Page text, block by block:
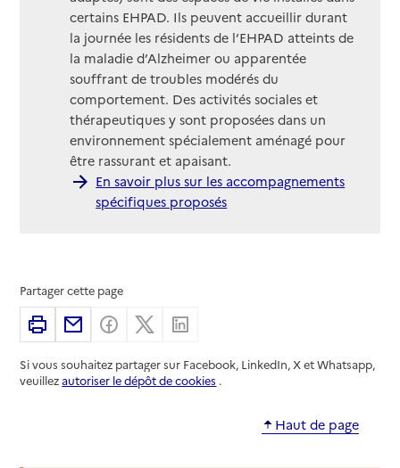
certains EHPAD. Ils peuvent accueillir durant
la journée les résidents de l’EHPAD atteints de
la maladie d’Alzheimer ou apparentée
souffrant de troubles modérés du
comportement. Des activités sociales et
thérapeutiques y sont proposées dans un
environnement spécialement aménagé pour
être rassurant et apaisant.
En savoir plus sur les accompagnements
spécifiques proposés
Partager cette page
ImprimerPartager par email
Partager sur Facebook
Partager sur X
Si vous souhaitez partager sur Facebook, LinkedIn, X et Whatsapp,
veuillezautoriser le dépôt de cookies .
Haut de page